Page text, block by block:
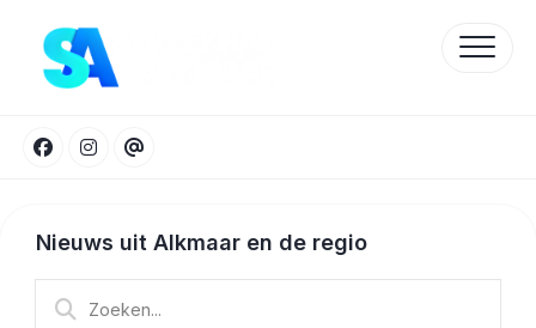
content
Nieuws uit Alkmaar en de regio